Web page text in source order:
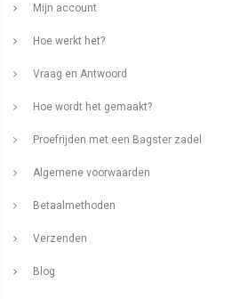
Mijn account
Hoe werkt het?
Vraag en Antwoord
Hoe wordt het gemaakt?
Proefrijden met een Bagster zadel
Algemene voorwaarden
Betaalmethoden
Verzenden
Blog